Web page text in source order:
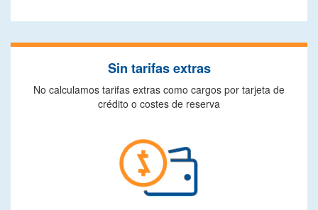
Sin tarifas extras
No calculamos tarifas extras como cargos por tarjeta de
crédito o costes de reserva